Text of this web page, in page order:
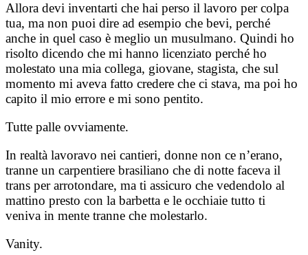
Allora devi inventarti che hai perso il lavoro per colpa
tua, ma non puoi dire ad esempio che bevi, perché
anche in quel caso è meglio un musulmano. Quindi ho
risolto dicendo che mi hanno licenziato perché ho
molestato una mia collega, giovane, stagista, che sul
momento mi aveva fatto credere che ci stava, ma poi ho
capito il mio errore e mi sono pentito.
Tutte palle ovviamente.
In realtà lavoravo nei cantieri, donne non ce n’erano,
tranne un carpentiere brasiliano che di notte faceva il
trans per arrotondare, ma ti assicuro che vedendolo al
mattino presto con la barbetta e le occhiaie tutto ti
veniva in mente tranne che molestarlo.
Vanity.